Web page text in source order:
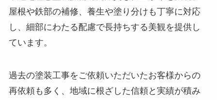
屋根や鉄部の補修、養生や塗り分けも丁寧に対応
し、細部にわたる配慮で長持ちする美観を提供し
ています。
過去の塗装工事をご依頼いただいたお客様からの
再依頼も多く、地域に根ざした信頼と実績が積み